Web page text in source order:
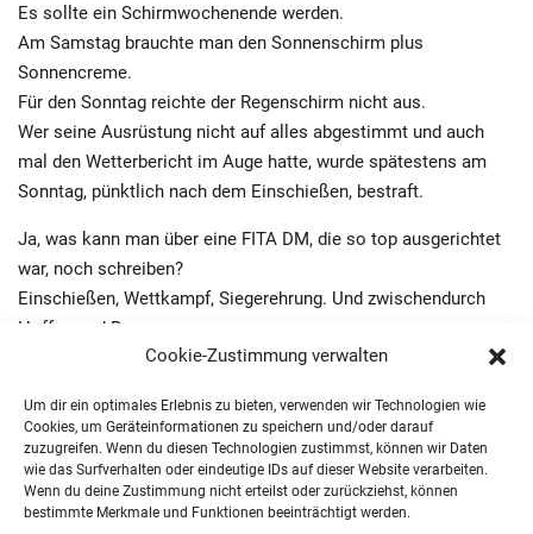
Cookie-Zustimmung verwalten
Um dir ein optimales Erlebnis zu bieten, verwenden wir Technologien wie
Cookies, um Geräteinformationen zu speichern und/oder darauf
zuzugreifen. Wenn du diesen Technologien zustimmst, können wir Daten
wie das Surfverhalten oder eindeutige IDs auf dieser Website verarbeiten.
Wenn du deine Zustimmung nicht erteilst oder zurückziehst, können
bestimmte Merkmale und Funktionen beeinträchtigt werden.
Es sollte ein Schirmwochenende werden.
Am Samstag brauchte man den Sonnenschirm plus
Sonnencreme.
Für den Sonntag reichte der Regenschirm nicht aus.
Wer seine Ausrüstung nicht auf alles abgestimmt und auch
mal den Wetterbericht im Auge hatte, wurde spätestens am
Sonntag, pünktlich nach dem Einschießen, bestraft.
Ja, was kann man über eine FITA DM, die so top ausgerichtet
war, noch schreiben?
Einschießen, Wettkampf, Siegerehrung. Und zwischendurch
Hoffen und Bangen.
Das Ü-Ei ist perfekt.
Titel Deutscher Meister
neue persönliche Rekorde und
mich für`s erste ordentlich aus der Langbogenklasse